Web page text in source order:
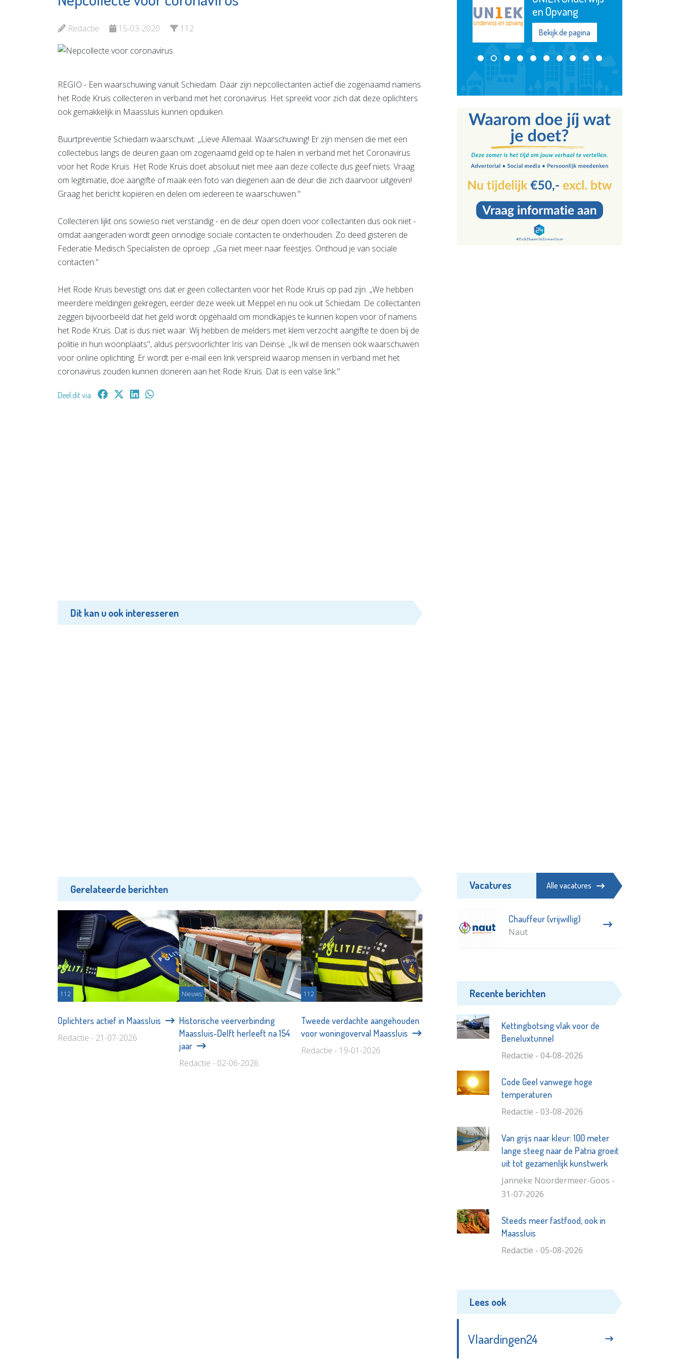
Redactie 15-03-2020 112
REGIO - Een waarschuwing vanuit Schiedam. Daar zijn nepcollectanten actief die zogenaamd namens
het Rode Kruis collecteren in verband met het coronavirus. Het spreekt voor zich dat deze oplichters
ook gemakkelijk in Maassluis kunnen opduiken.
Buurtpreventie Schiedam waarschuwt: ,,Lieve Allemaal. Waarschuwing! Er zijn mensen die met een
collectebus langs de deuren gaan om zogenaamd geld op te halen in verband met het Coronavirus
voor het Rode Kruis. Het Rode Kruis doet absoluut niet mee aan deze collecte dus geef niets. Vraag
om legitimatie, doe aangifte of maak een foto van diegenen aan de deur die zich daarvoor uitgeven!
Graag het bericht kopiëren en delen om iedereen te waarschuwen.''
Collecteren lijkt ons sowieso niet verstandig - en de deur open doen voor collectanten dus ook niet -
omdat aangeraden wordt geen onnodige sociale contacten te onderhouden. Zo deed gisteren de
Federatie Medisch Specialisten de oproep: ,,Ga niet meer naar feestjes. Onthoud je van sociale
contacten.''
Het Rode Kruis bevestigt ons dat er geen collectanten voor het Rode Kruis op pad zijn. ,,We hebben
meerdere meldingen gekregen, eerder deze week uit Meppel en nu ook uit Schiedam. De collectanten
zeggen bijvoorbeeld dat het geld wordt opgehaald om mondkapjes te kunnen kopen voor of namens
het Rode Kruis. Dat is dus niet waar. Wij hebben de melders met klem verzocht aangifte te doen bij de
politie in hun woonplaats'', aldus persvoorlichter Iris van Deinse. ,,Ik wil de mensen ook waarschuwen
voor online oplichting. Er wordt per e-mail een link verspreid waarop mensen in verband met het
coronavirus zouden kunnen doneren aan het Rode Kruis. Dat is een valse link."
Deel dit via:
Dit kan u ook interesseren
Gerelateerde berichten
112
Oplichters actief in Maassluis
Redactie - 21-07-2026
Nieuws
Historische veerverbinding
Maassluis-Delft herleeft na 154
jaar
Redactie - 02-06-2026
112
Tweede verdachte aangehouden
voor woningoverval Maassluis
Redactie - 19-01-2026
Vlaardingen e.o.
Bekijk de pagina
Argos Zorggroep
Maassluis
Bekijk de pagina
Vacatures Alle vacatures
Chauffeur (vrijwillig)
Naut
Recente berichten
Kettingbotsing vlak voor de
Beneluxtunnel
Redactie - 04-08-2026
Code Geel vanwege hoge
temperaturen
Redactie - 03-08-2026
Van grijs naar kleur: 100 meter
lange steeg naar de Patria groeit
uit tot gezamenlijk kunstwerk
Janneke Noordermeer-Goos -
31-07-2026
Steeds meer fastfood, ook in
Maassluis
Redactie - 05-08-2026
Lees ook
Vlaardingen24